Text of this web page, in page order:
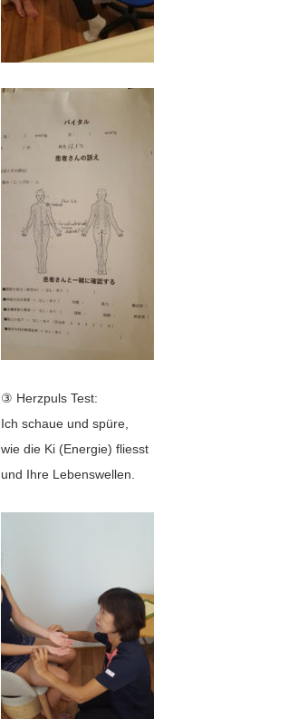
③ Herzpuls Test:
Ich schaue und spüre,
wie die Ki (Energie) fliesst
und Ihre Lebenswellen.